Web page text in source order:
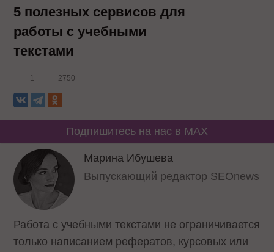
5 полезных сервисов для
работы с учебными
текстами
1 2750
Подпишитесь на нас в MAX
Марина Ибушева
Выпускающий редактор SEOnews
Работа с учебными текстами не ограничивается
только написанием рефератов, курсовых или